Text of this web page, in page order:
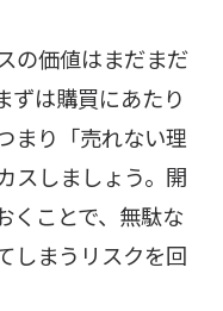
の価値はまだまだ
ずは購買にあたり
まり「売れない理
スしましょう。開
くことで、無駄な
しまうリスクを回